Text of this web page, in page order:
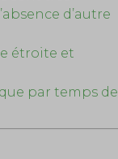
d’autre
étroite et
par temps de